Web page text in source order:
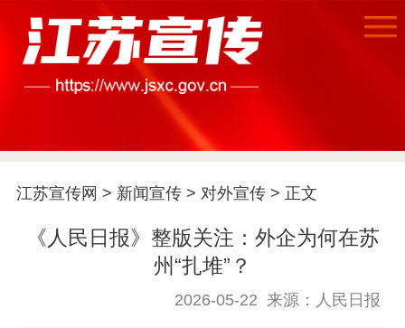
江苏宣传网 > 新闻宣传> 对外宣传> 正文
《人民日报》整版关注：外企为何在苏
州“扎堆”？
2026-05-22 来源：人民日报